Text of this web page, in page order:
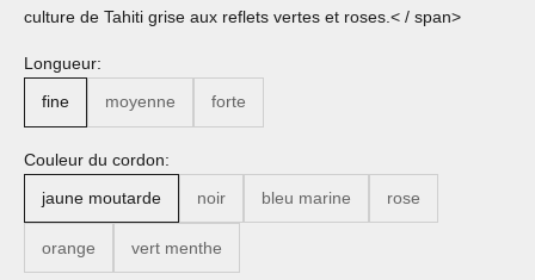
culture de Tahiti grise aux reflets vertes et roses.< / span>
Longueur:
fine moyenne forte
Couleur du cordon:
jaune moutarde noir bleu marine rose
orange vert menthe